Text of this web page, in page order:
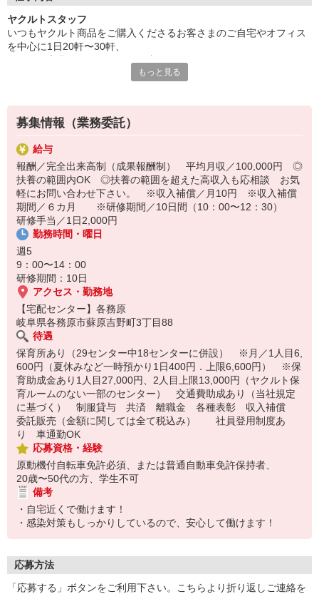
◆急なお休みにもスタッフ同士で快くフォロー
など、働くママの多いヤクルトならではの
仕事×育児のお悩みをスッキリ解決に導きます☆
ヤクルトスタッフ
いつもヤクルト商品をご購入くださるお客さまのご自宅やオフィス
を中心に1日20軒〜30軒、
商品を通じてお客さまとふれあう楽しさ、健康的な生活にお役立ち
す！
〜ヤクルトスタッフの1日〜
2児の母として仕事と家庭の両立をしているHさん。
実際のワークスタイルを、一例としてご紹介いたします！
※時間は地域によって異なります。
8:10 保育所にお子さまをお預け
8:20 宅配センターに到着、お届けの準備
8:30 朝礼が終わったら出発
13:00 お届け修了、翌日準備、集計作業
14:30お仕事修了
保育所にお子さまを迎えに行って帰宅
☆ココがPoint☆
・職場の近くに保育所（保育園、幼稚園、託児所）があるから、送
り迎えの時間の心配がいりません！
・保育料補助制度があります！
・家事・夕食の支度なども余裕をもってできます！
もっと見る
募集情報（業務委託）
給与
報酬／完全出来高制（成果報酬制） 平均月収／100,000円 ◎
扶養の範囲内OK ◎扶養の範囲を超えた高収入も応相談 お気
軽にお問い合わせ下さい。 ※収入補償／月10円 ※収入補償
期間／６カ月 ※研修期間／10日間（10：00〜12：30）
研修手当／1日2,000円
勤務時間・曜日
週5
9：00〜14：00
研修期間：10日
アクセス・勤務地
【宅配センター】各務原
岐阜県各務原市蘇原吉野町3丁目88
待遇
保育所あり（29センター中18センターに併設） ※月／1人目6,
600円（夏休みなど一時預かり1日400円．上限6,600円） ※保
育助成金あり1人目27,000円、2人目上限13,000円（ヤクルト保
育ルームのない一部のセンター） 交通費助成あり（当社規定
に基づく） 制服貸与 共済 離職金 各種表彰 収入補償
委託販売（金額に関しては全て税込み） 社員登用制度あ
り 車通勤OK
応募資格・経験
原動機付自転車免許必須、または普通自動車免許保持者、
20歳〜50代の方、学生不可
備考
・自宅近くで働けます！
・感染対策もしっかりしているので、安心して働けます！
応募方法
「応募する」ボタンをご利用下さい。こちらより折り返しご連絡を